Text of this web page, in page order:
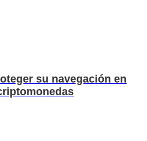
su navegación en